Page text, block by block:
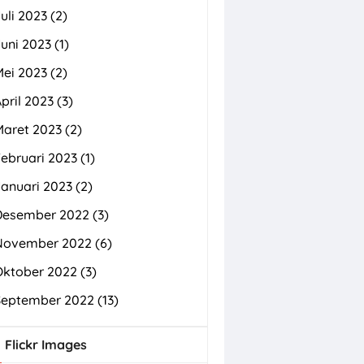
2023 (2)
2023(1)
2023 (2)
2023 (3)
2023 (2)
2023(1)
2023 (2)
2022 (3)
2022 (6)
2022 (3)
2022 (13)
Flickr Images